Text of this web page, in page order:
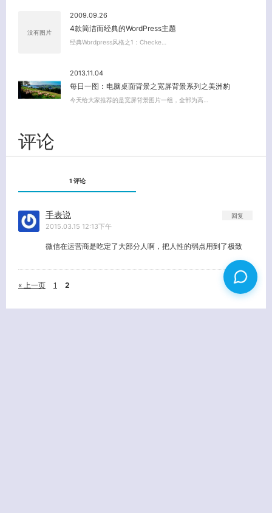
没有图片
2009.09.26
4款简洁而经典的WordPress主题
经典Wordpress风格之1：Checke…
2013.11.04
每日一图：电脑桌面背景之宽屏背景系列之美洲豹
今天给大家推荐的是宽屏背景图片一组，全部为高…
评论
1 评论
手表说
2015.03.15 12:13下午
微信在运营商是吃定了大部分人啊，把人性的弱点用到了极致
回复
« 上一页 1 2